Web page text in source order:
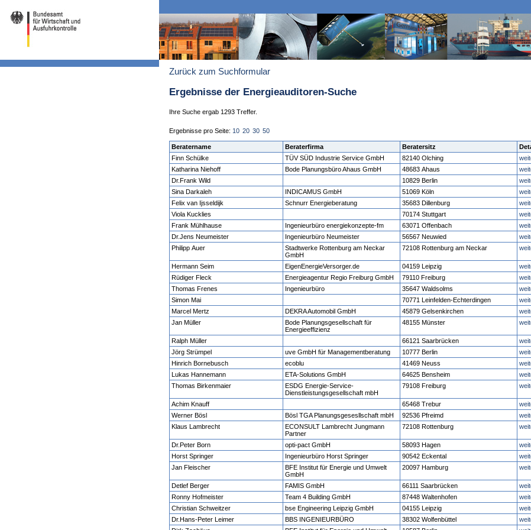
Zurück zum Suchformular
Ergebnisse der Energieauditoren-Suche
Ihre Suche ergab 1293 Treffer.
Ergebnisse pro Seite: 10 20 30 50
Beratername Beraterfirma Beratersitz
Finn Schülke
TÜV SÜD Industrie Service GmbH 82140 Olching
Katharina Niehoff
Bode Planungsbüro Ahaus GmbH 48683 Ahaus
Dr.Frank Wild
10829 Berlin
Sina Darkaleh
INDICAMUS GmbH 51069 Köln
Felix van Ijsseldijk
Schnurr Energieberatung 35683 Dillenburg
Viola Kucklies
70174 Stuttgart
Frank Mühlhause
Ingenieurbüro energiekonzepte-fm 63071 Offenbach
Dr.Jens Neumeister
Ingenieurbüro Neumeister 56567 Neuwied
Philipp Auer
Stadtwerke Rottenburg am Neckar
GmbH
72108 Rottenburg am Neckar
Hermann Seim EigenEnergieVersorger.de 04159 Leipzig
Rüdiger Fleck
Energieagentur Regio Freiburg GmbH 79110 Freiburg
Thomas Frenes
Ingenieurbüro 35647 Waldsolms
Simon Mai
70771 Leinfelden-Echterdingen
Marcel Mertz
DEKRA Automobil GmbH 45879 Gelsenkirchen
Jan Müller
Bode Planungsgesellschaft für
Energieeffizienz
48155 Münster
Ralph Müller 66121 Saarbrücken
Jörg Strümpel
uve GmbH für Managementberatung 10777 Berlin
Hinrich Bornebusch
ecoblu 41469 Neuss
Lukas Hannemann
ETA-Solutions GmbH 64625 Bensheim
Thomas Birkenmaier
ESDG Energie-Service-
Dienstleistungsgesellschaft mbH
79108 Freiburg
Achim Knauff 65468 Trebur
Werner Bösl
Bösl TGA Planungsgesesllschaft mbH 92536 Pfreimd
Klaus Lambrecht
ECONSULT Lambrecht Jungmann
Partner
72108 Rottenburg
Dr.Peter Born opti-pact GmbH 58093 Hagen
Horst Springer
Ingenieurbüro Horst Springer 90542 Eckental
Jan Fleischer
BFE Institut für Energie und Umwelt
GmbH
20097 Hamburg
Detlef Berger FAMIS GmbH 66111 Saarbrücken
Ronny Hofmeister
Team 4 Building GmbH 87448 Waltenhofen
Christian Schweitzer
bse Engineering Leipzig GmbH 04155 Leipzig
Dr.Hans-Peter Leimer
BBS INGENIEURBÜRO 38302 Wolfenbüttel